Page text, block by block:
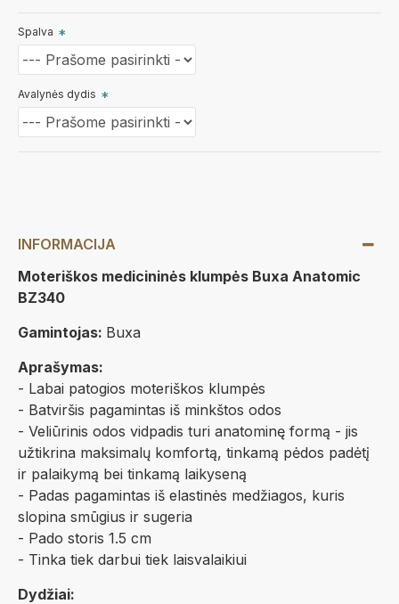
Spalva
Avalynės dydis
INFORMACIJA
Moteriškos medicininės klumpės Buxa Anatomic
BZ340
Gamintojas: Buxa
Aprašymas:
- Labai patogios moteriškos klumpės
- Batviršis pagamintas iš minkštos odos
- Veliūrinis odos vidpadis turi anatominę formą - jis
užtikrina maksimalų komfortą, tinkamą pėdos padėtį
ir palaikymą bei tinkamą laikyseną
- Padas pagamintas iš elastinės medžiagos, kuris
slopina smūgius ir sugeria
- Pado storis 1.5 cm
- Tinka tiek darbui tiek laisvalaikiui
Dydžiai: